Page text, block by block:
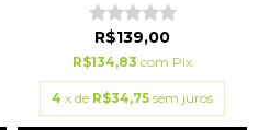
R$139,00
R$134,83 com Pix
4 x de R$34,75 sem juros